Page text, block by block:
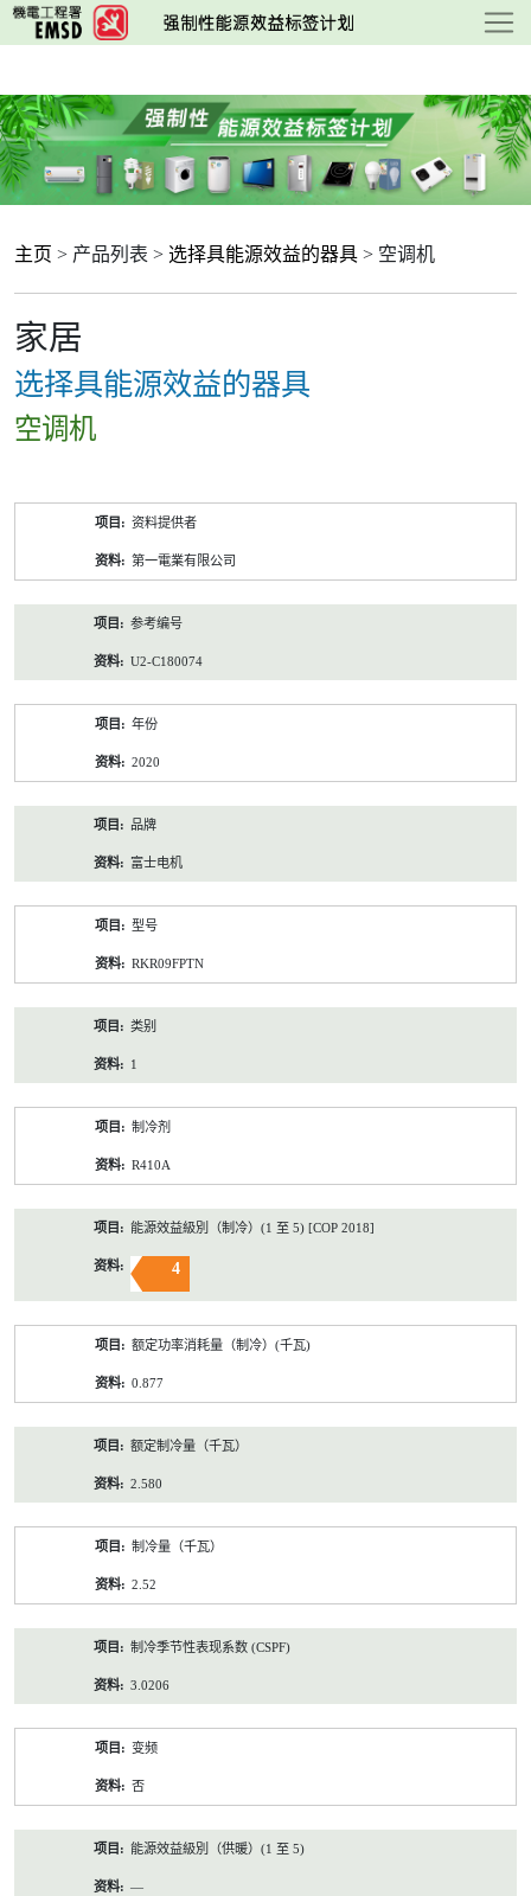
跳
至
要
内
容
主页 > 产品列表 > 选择具能源效益的器具 > 空调机
家居
选择具能源效益的器具
空调机
资料提供者
第一電業有限公司
参考编号
U2-C180074
年份
2020
品牌
富士电机
型号
RKR09FPTN
类别
1
制冷剂
R410A
能源效益級別（制冷）(1 至 5) [COP 2018]
4
额定功率消耗量（制冷）(千瓦)
0.877
额定制冷量（千瓦）
2.580
制冷量（千瓦）
2.52
制冷季节性表现系数 (CSPF)
3.0206
变频
否
能源效益級別（供暖）(1 至 5)
—